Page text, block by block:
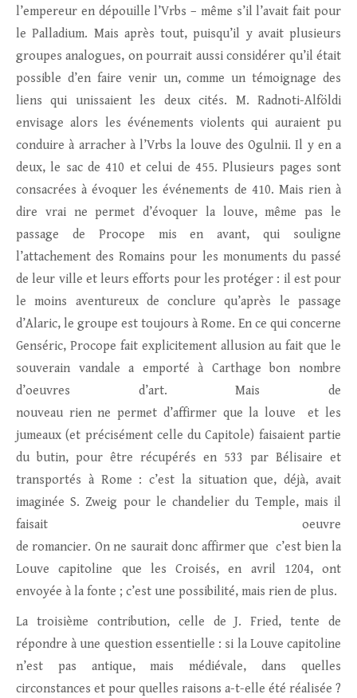
l’empereur en dépouille l’Vrbs – même s’il l’avait fait pour
le Palladium. Mais après tout, puisqu’il y avait plusieurs
groupes analogues, on pourrait aussi considérer qu’il était
possible d’en faire venir un, comme un témoignage des
liens qui unissaient les deux cités. M. Radnoti-Alföldi
envisage alors les événements violents qui auraient pu
conduire à arracher à l’Vrbs la louve des Ogulnii. Il y en a
deux, le sac de 410 et celui de 455. Plusieurs pages sont
consacrées à évoquer les événements de 410. Mais rien à
dire vrai ne permet d’évoquer la louve, même pas le
passage de Procope mis en avant, qui souligne
l’attachement des Romains pour les monuments du passé
de leur ville et leurs efforts pour les protéger : il est pour
le moins aventureux de conclure qu’après le passage
d’Alaric, le groupe est toujours à Rome. En ce qui concerne
Genséric, Procope fait explicitement allusion au fait que le
souverain vandale a emporté à Carthage bon nombre
d’oeuvres d’art. Mais de
nouveau rien ne permet d’affirmer que la louve et les
jumeaux (et précisément celle du Capitole) faisaient partie
du butin, pour être récupérés en 533 par Bélisaire et
transportés à Rome : c’est la situation que, déjà, avait
imaginée S. Zweig pour le chandelier du Temple, mais il
faisait oeuvre
de romancier. On ne saurait donc affirmer que c’est bien la
Louve capitoline que les Croisés, en avril 1204, ont
envoyée à la fonte ; c’est une possibilité, mais rien de plus.
La troisième contribution, celle de J. Fried, tente de
répondre à une question essentielle : si la Louve capitoline
n’est pas antique, mais médiévale, dans quelles
circonstances et pour quelles raisons a-t-elle été réalisée ?